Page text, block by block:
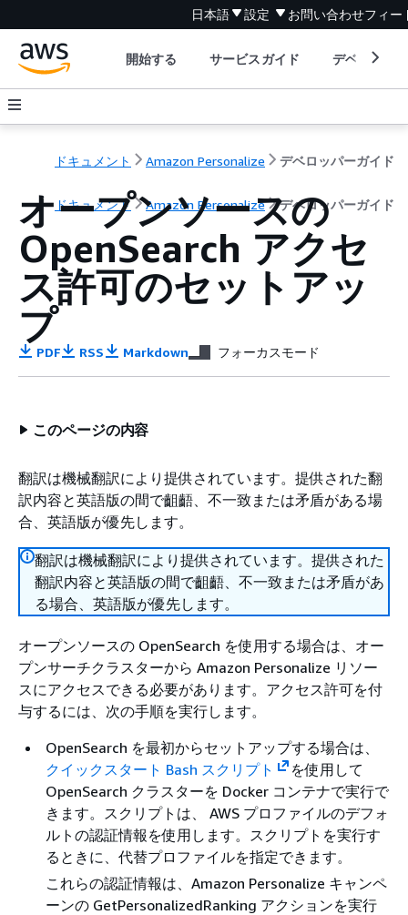
日本語 設定 お問い合わせフィー
開始する サービスガイド デベロッパ
ドキュメント Amazon Personalize デベロッパーガイド
ドキュメント Amazon Personalize デベロッパーガイド
オープンソースの
OpenSearch アクセ
ス許可のセットアッ
プ
PDF RSS Markdown フォーカスモード
このページの内容
翻訳は機械翻訳により提供されています。提供された翻
訳内容と英語版の間で齟齬、不一致または矛盾がある場
合、英語版が優先します。
翻訳は機械翻訳により提供されています。提供された
翻訳内容と英語版の間で齟齬、不一致または矛盾があ
る場合、英語版が優先します。
オープンソースの OpenSearch を使用する場合は、オー
プンサーチクラスターから Amazon Personalize リソー
スにアクセスできる必要があります。アクセス許可を付
与するには、次の手順を実行します。
OpenSearch を最初からセットアップする場合は、
クイックスタート Bash スクリプト
を使用して
OpenSearch クラスターを Docker コンテナで実行で
きます。スクリプトは、 AWS プロファイルのデフォ
ルトの認証情報を使用します。スクリプトを実行す
るときに、代替プロファイルを指定できます。
これらの認証情報は、Amazon Personalize キャンペ
ーンの GetPersonalizedRanking アクションを実行